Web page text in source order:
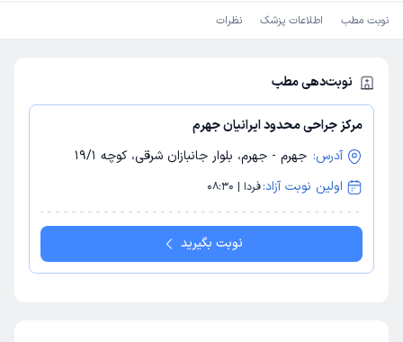
نوبت مطب اطلاعات پزشک نظرات
نوبت‌دهی مطب
مرکز جراحی محدود ایرانیان جهرم
آدرس: جهرم - جهرم، بلوار جانبازان شرقی، کوچه 19/1
اولین نوبت آزاد:فردا | 08:30
نوبت بگیرید